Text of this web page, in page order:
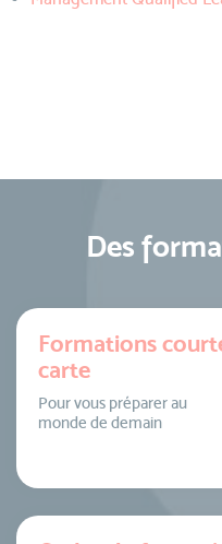
Des
Formations
carte
Pour vous préparer au
monde de demain